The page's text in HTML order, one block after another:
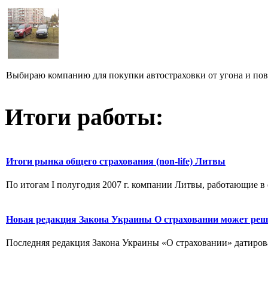
Выбираю компанию для покупки автостраховки от угона и
Итоги работы:
Итоги рынка общего страхования (non-life) Литвы
По итогам I полугодия 2007 г. компании Литвы, работающие в
Новая редакция Закона Украины О страховании может реш
Последняя редакция Закона Украины «О страховании»